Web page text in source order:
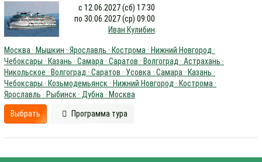
с 12.06.2027 (сб) 17:30
по 30.06.2027 (ср) 09:00
Иван Кулибин
Москва · Мышкин · Ярославль · Кострома · Нижний Новгород ·
Чебоксары · Казань · Самара · Саратов · Волгоград · Астрахань ·
Никольское · Волгоград · Саратов · Усовка · Самара · Казань ·
Чебоксары · Козьмодемьянск · Нижний Новгород · Кострома ·
Ярославль · Рыбинск · Дубна · Москва
Выбрать Программа тура